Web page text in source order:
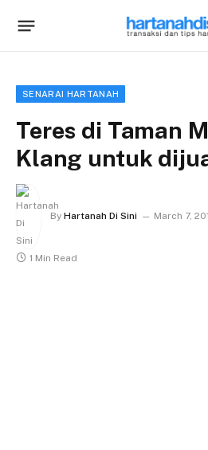
SENARAI HARTANAH
Teres di Taman
Klang untuk
By Hartanah Di Sini March 7,
1 Min Read